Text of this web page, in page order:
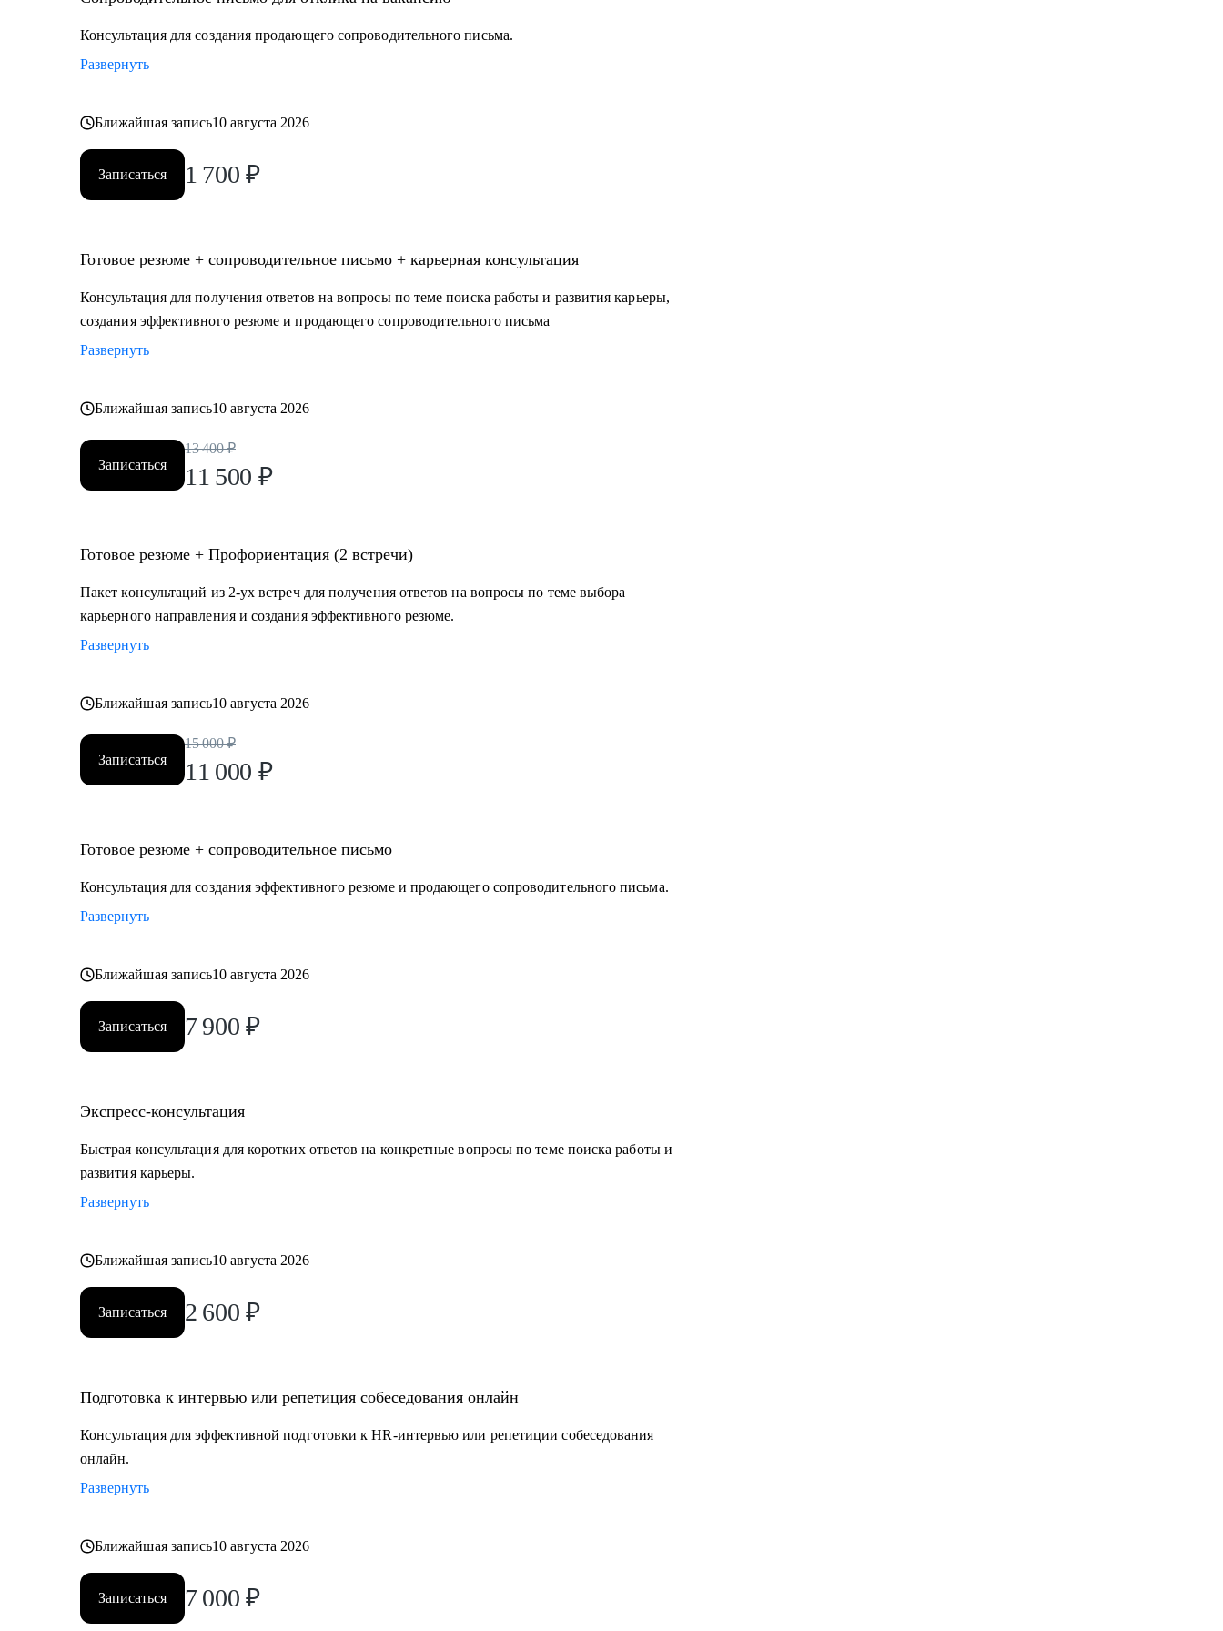
• медицина (не фарма)
• образование
• бьюти-индустрия (индустрия красоты)
• административный персонал
• продажи
• спорт
• HoReCa (индустрия гостеприимства)
Консультация для создания продающего сопроводительного письма.
Развернуть
Ближайшая запись10 августа 2026
Записаться 1 700 ₽
Готовое резюме + сопроводительное письмо + карьерная консультация
Консультация для получения ответов на вопросы по теме поиска работы и развития карьеры,
создания эффективного резюме и продающего сопроводительного письма
Развернуть
Ближайшая запись10 августа 2026
Записаться
13 400 ₽
11 500 ₽
Готовое резюме + Профориентация (2 встречи)
Пакет консультаций из 2-ух встреч для получения ответов на вопросы по теме выбора
карьерного направления и создания эффективного резюме.
Развернуть
Ближайшая запись10 августа 2026
Записаться
15 000 ₽
11 000 ₽
Готовое резюме + сопроводительное письмо
Консультация для создания эффективного резюме и продающего сопроводительного письма.
Развернуть
Ближайшая запись10 августа 2026
Записаться 7 900 ₽
Экспресс-консультация
Быстрая консультация для коротких ответов на конкретные вопросы по теме поиска работы и
развития карьеры.
Развернуть
Ближайшая запись10 августа 2026
Записаться 2 600 ₽
Подготовка к интервью или репетиция собеседования онлайн
Консультация для эффективной подготовки к HR-интервью или репетиции собеседования
онлайн.
Развернуть
Ближайшая запись10 августа 2026
Записаться 7 000 ₽